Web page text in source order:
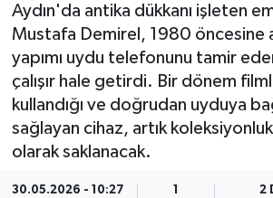
Aydın'da antika dükkanı işleten
Mustafa Demirel, 1980 öncesine
yapımı uydu telefonunu tamir
çalışır hale getirdi. Bir dönem
kullandığı ve doğrudan uyduya
sağlayan cihaz, artık
olarak saklanacak.
30.05.2026 - 10:27 2
Yaşam
Eğitim
Kültür Sanat
Süper Lig Puan Durumu ve
Tüm Manşetler
Son Dakika Haberleri